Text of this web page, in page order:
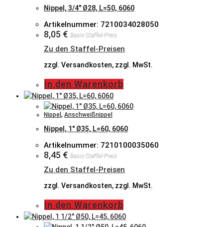
Nippel, 3/4″ Ø28, L=50, 6060
Artikelnummer: 7210034028050
8,05 € Basis-Staffel-Preis
Zu den Staffel-Preisen
zzgl. Versandkosten, zzgl. MwSt.
In den Warenkorb
Nippel , Anschweißnippel
Nippel, 1″ Ø35, L=60, 6060
Artikelnummer: 7210100035060
8,45 € Basis-Staffel-Preis
Zu den Staffel-Preisen
zzgl. Versandkosten, zzgl. MwSt.
In den Warenkorb